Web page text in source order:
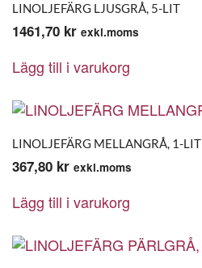
LINOLJEFÄRG LJUSGRÅ, 5-LIT
1461,70 kr exkl.moms
Lägg till i varukorg
LINOLJEFÄRG MELLANGRÅ, 1-LIT
367,80 kr exkl.moms
Lägg till i varukorg